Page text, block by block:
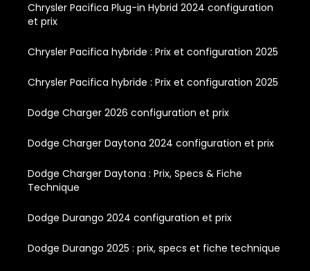
Chrysler Pacifica Plug-in Hybrid 2024 configuration
et prix
Chrysler Pacifica hybride : Prix et configuration 2025
Chrysler Pacifica hybride : Prix et configuration 2025
Dodge Charger 2026 configuration et prix
Dodge Charger Daytona 2024 configuration et prix
Dodge Charger Daytona : Prix, Specs & Fiche
Technique
Dodge Durango 2024 configuration et prix
Dodge Durango 2025 : prix, specs et fiche technique